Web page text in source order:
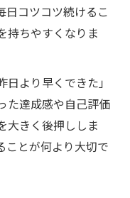
日コツコツ続けるこ
持ちやすくなりま
より早くできた」
た達成感や自己評価
大きく後押ししま
ことが何より大切で